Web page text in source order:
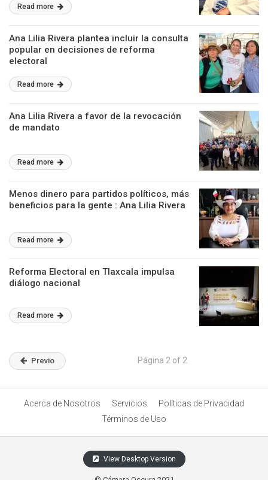
Read more
Ana Lilia Rivera plantea incluir la consulta
popular en decisiones de reforma
electoral
Read more
Ana Lilia Rivera a favor de la revocación
de mandato
Read more
Menos dinero para partidos políticos, más
beneficios para la gente : Ana Lilia Rivera
Read more
Reforma Electoral en Tlaxcala impulsa
diálogo nacional
Read more
Previo Página 2 of 2
Acerca de Nosotros Servicios
Políticas de Privacidad
Términos de Uso
View Desktop Version